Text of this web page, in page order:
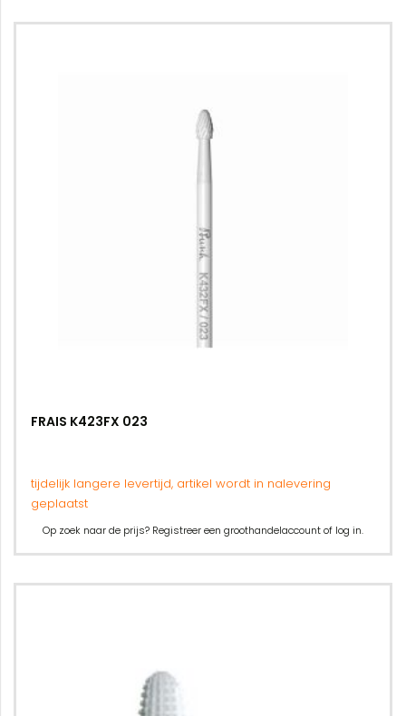
FRAIS K423FX 023
tijdelijk langere levertijd, artikel wordt in nalevering
geplaatst
Op zoek naar de prijs? Registreer een groothandelaccount of log in.